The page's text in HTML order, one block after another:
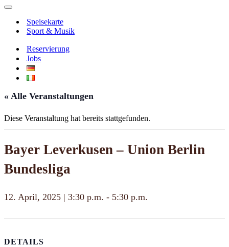
Navigationsmenü
Speisekarte
Sport & Musik
Reservierung
Jobs
« Alle Veranstaltungen
Diese Veranstaltung hat bereits stattgefunden.
Bayer Leverkusen – Union Berlin
Bundesliga
12. April, 2025 | 3:30 p.m. - 5:30 p.m.
DETAILS